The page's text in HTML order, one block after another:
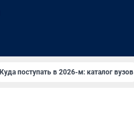
Куда поступать в 2026-м: каталог вузов